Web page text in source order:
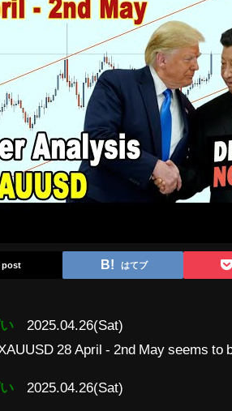
post はてブ
2025.04.26(Sat)
28 April - 2nd May seems to
2025.04.26(Sat)